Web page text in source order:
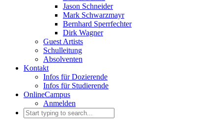
Jason Schneider
Mark Schwarzmayr
Bernhard Sperrfechter
Dirk Wagner
Guest Artists
Schulleitung
Absolventen
Kontakt
Infos für Dozierende
Infos für Studierende
OnlineCampus
Anmelden